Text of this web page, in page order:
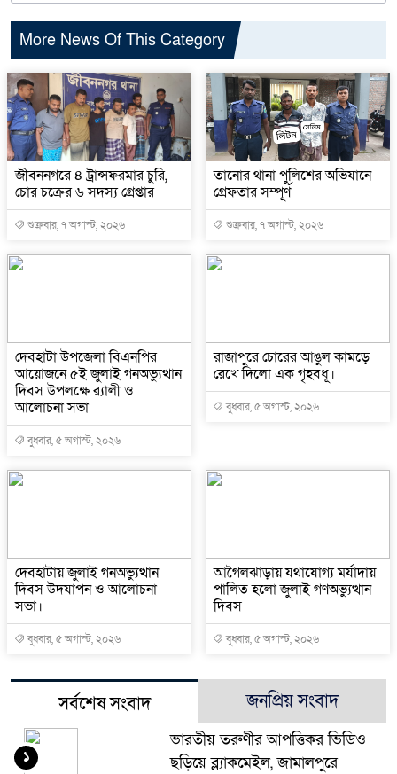
More News Of This Category
জীবননগরে ৪ ট্রান্সফরমার চুরি,
চোর চক্রের ৬ সদস্য গ্রেপ্তার
শুক্রবার, ৭ অগাস্ট, ২০২৬
তানোর থানা পুলিশের অভিযানে
গ্রেফতার সম্পূর্ণ
শুক্রবার, ৭ অগাস্ট, ২০২৬
দেবহাটা উপজেলা বিএনপির
আয়োজনে ৫ই জুলাই গনঅভ্যুত্থান
দিবস উপলক্ষে র‍্যালী ও
আলোচনা সভা
বুধবার, ৫ অগাস্ট, ২০২৬
রাজাপুরে চোরের আঙুল কামড়ে
রেখে দিলো এক গৃহবধূ।
বুধবার, ৫ অগাস্ট, ২০২৬
দেবহাটায় জুলাই গনঅভ্যুত্থান
দিবস উদযাপন ও আলোচনা
সভা।
বুধবার, ৫ অগাস্ট, ২০২৬
আগৈলঝাড়ায় যথাযোগ্য মর্যাদায়
পালিত হলো জুলাই গণঅভ্যুত্থান
দিবস
বুধবার, ৫ অগাস্ট, ২০২৬
সর্বশেষ সংবাদ জনপ্রিয় সংবাদ
ভারতীয় তরুণীর আপত্তিকর ভিডিও
ছড়িয়ে ব্ল্যাকমেইল, জামালপুরে
১